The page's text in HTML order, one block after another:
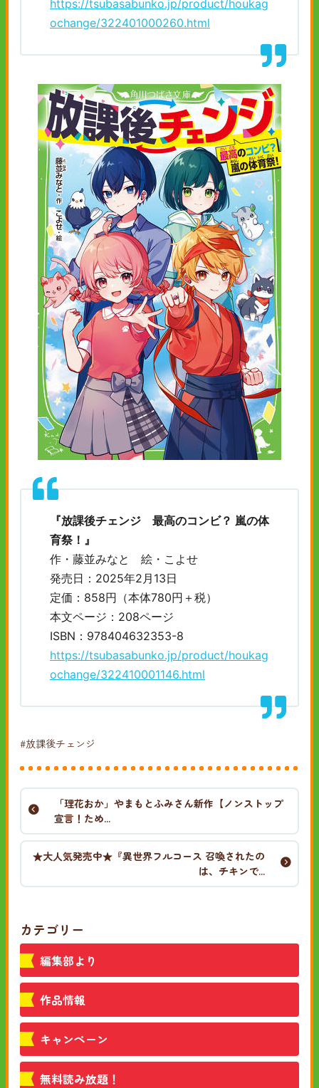
https://tsubasabunko.jp/product/houkag
ochange/322401000260.html
『放課後チェンジ 最高のコンビ？ 嵐の体
育祭！』
作・藤並みなと 絵・こよせ
発売日：2025年2月13日
定価：858円（本体780円＋税）
本文ページ：208ページ
ISBN：978404632353-8
https://tsubasabunko.jp/product/houkag
ochange/322410001146.html
#放課後チェンジ
「理花おか」やまもとふみさん新作【ノンストップ
宣言！ため...
★大人気発売中★『異世界フルコース 召喚されたの
は、チキンで...
カテゴリー
編集部より
作品情報
キャンペーン
無料読み放題！